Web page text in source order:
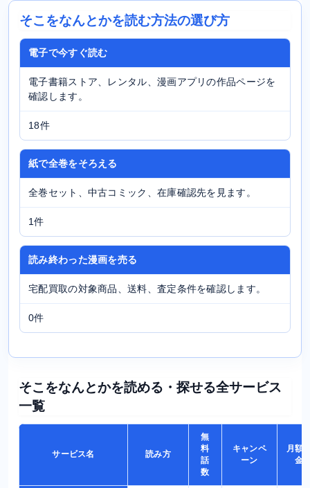
そこをなんとかを読む方法の選び方
電子で今すぐ読む
電子書籍ストア、レンタル、漫画アプリの作品ページを
確認します。
18件
紙で全巻をそろえる
全巻セット、中古コミック、在庫確認先を見ます。
1件
読み終わった漫画を売る
宅配買取の対象商品、送料、査定条件を確認します。
0件
そこをなんとかを読める・探せる全サービス
一覧
サービス名 読み方
無
料
話
数
キャンペ
ーン
月額
金